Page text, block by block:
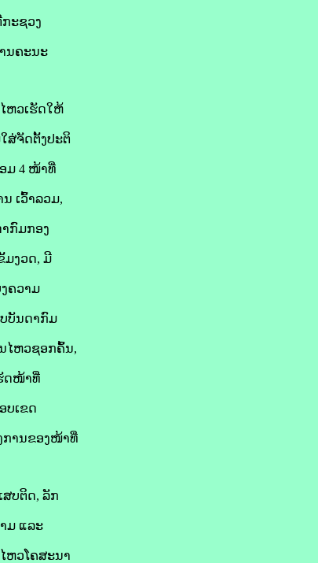
ະຊວງ
ນຄະນະ
ຫວເຮັດໃຫ້
ສ່ຈັດຕັ້ງປະຕິ
ມ 4 ໜ້າທີ່
ເວົ້າລວມ,
ກົມກອງ
ມງວດ, ມີ
ຄວາມ
ບັນດາກົມ
ນໄຫວຊອກຄົ້ນ,
ດໜ້າທີ່
ບເຂດ
ການຂອງໜ້າທີ່
ບຕິດ, ລັກ
ມ ແລະ
ຫວໂຄສະນາ